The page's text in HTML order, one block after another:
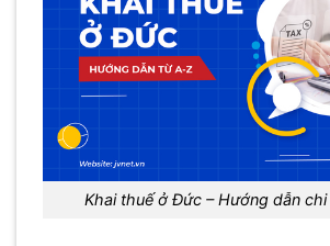
Khai thuế ở Đức – Hướng dẫn